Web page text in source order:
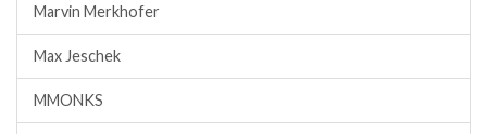
Marvin Merkhofer
Max Jeschek
MMONKS